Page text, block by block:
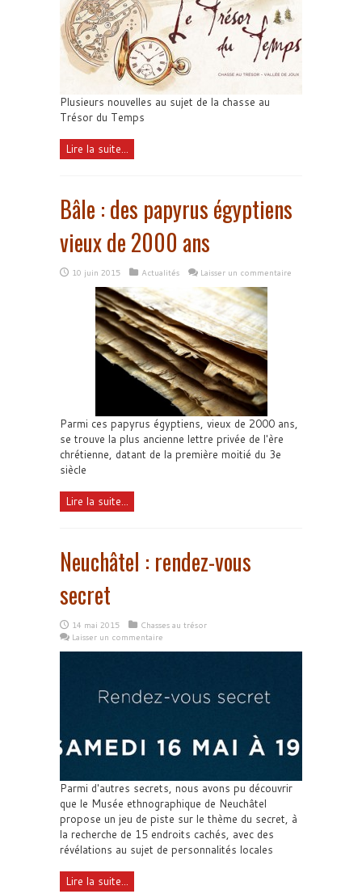
Plusieurs nouvelles au sujet de la chasse au
Trésor du Temps
Lire la suite...
Bâle : des papyrus égyptiens
vieux de 2000 ans
10 juin 2015 Actualités Laisser un commentaire
Parmi ces papyrus égyptiens, vieux de 2000 ans,
se trouve la plus ancienne lettre privée de l'ère
chrétienne, datant de la première moitié du 3e
siècle
Lire la suite...
Neuchâtel : rendez-vous
secret
14 mai 2015
Chasses au trésor
Laisser un commentaire
Parmi d'autres secrets, nous avons pu découvrir
que le Musée ethnographique de Neuchâtel
propose un jeu de piste sur le thème du secret, à
la recherche de 15 endroits cachés, avec des
révélations au sujet de personnalités locales
Lire la suite...